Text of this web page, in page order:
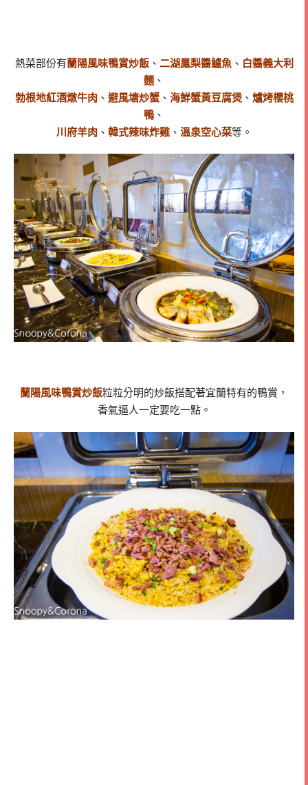
熱菜部份有蘭陽風味鴨賞炒飯、 二湖鳳梨醬鱸魚 、 白醬義大利
麵 、
勃根地紅酒燉牛肉 、 避風塘炒蟹、 海鮮蟹黃豆腐煲、 爐烤櫻桃
鴨 、
川府羊肉 、 韓式辣味炸雞、 溫泉空心菜等。
蘭陽風味鴨賞炒飯粒粒分明的炒飯搭配著宜蘭特有的鴨賞，
香氣逼人一定要吃一點。